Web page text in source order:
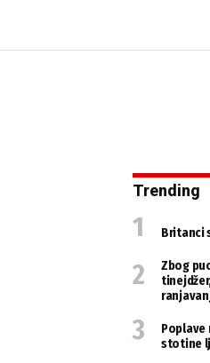
Trending
Britanci
Zbog
Poplave
stotine